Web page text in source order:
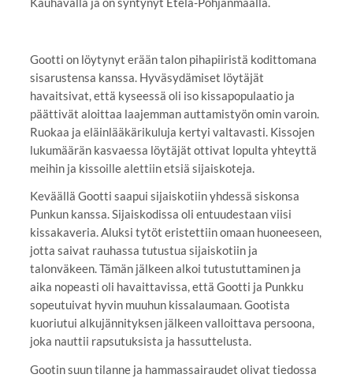
Gootti on löytynyt erään talon pihapiiristä kodittomana
sisarustensa kanssa. Hyväsydämiset löytäjät
havaitsivat, että kyseessä oli iso kissapopulaatio ja
päättivät aloittaa laajemman auttamistyön omin varoin.
Ruokaa ja eläinlääkärikuluja kertyi valtavasti. Kissojen
lukumäärän kasvaessa löytäjät ottivat lopulta yhteyttä
meihin ja kissoille alettiin etsiä sijaiskoteja.
Keväällä Gootti saapui sijaiskotiin yhdessä siskonsa
Punkun kanssa. Sijaiskodissa oli entuudestaan viisi
kissakaveria. Aluksi tytöt eristettiin omaan huoneeseen,
jotta saivat rauhassa tutustua sijaiskotiin ja
talonväkeen. Tämän jälkeen alkoi tutustuttaminen ja
aika nopeasti oli havaittavissa, että Gootti ja Punkku
sopeutuivat hyvin muuhun kissalaumaan. Gootista
kuoriutui alkujännityksen jälkeen valloittava persoona,
joka nauttii rapsutuksista ja hassuttelusta.
Gootin suun tilanne ja hammassairaudet olivat tiedossa